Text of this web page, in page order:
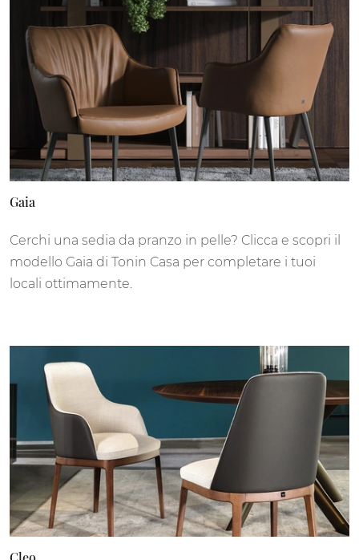
Gaia
Cerchi una sedia da pranzo in pelle? Clicca e scopri il
modello Gaia di Tonin Casa per completare i tuoi
locali ottimamente.